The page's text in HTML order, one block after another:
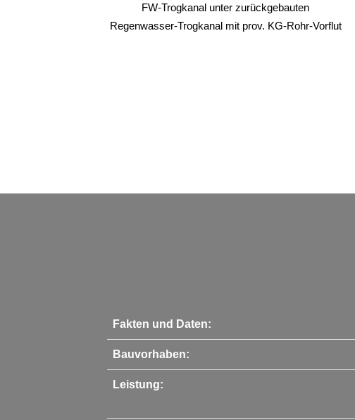
FW-Trogkanal unter zurückgebauten
Regenwasser-Trogkanal mit prov. KG-Rohr-Vorflut
Fakten und Daten:
Bauvorhaben:
Leistung: